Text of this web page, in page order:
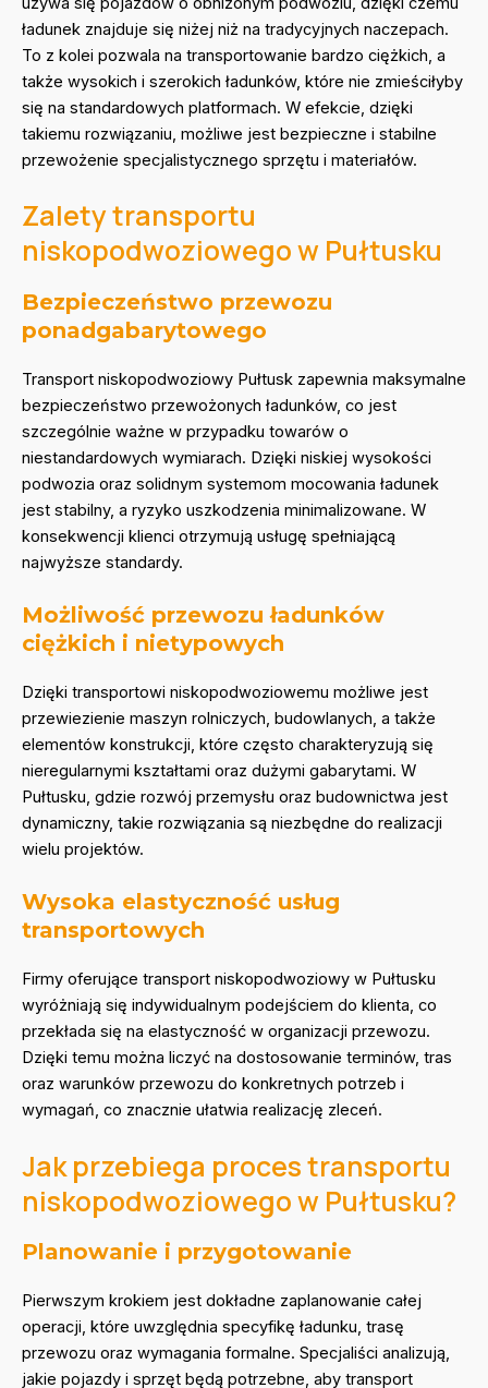
ładunek znajduje się niżej niż na tradycyjnych naczepach.
To z kolei pozwala na transportowanie bardzo ciężkich, a
także wysokich i szerokich ładunków, które nie zmieściłyby
się na standardowych platformach. W efekcie, dzięki
takiemu rozwiązaniu, możliwe jest bezpieczne i stabilne
przewożenie specjalistycznego sprzętu i materiałów.
Zalety transportu
niskopodwoziowego w Pułtusku
Bezpieczeństwo przewozu
ponadgabarytowego
Transport niskopodwoziowy Pułtusk zapewnia maksymalne
bezpieczeństwo przewożonych ładunków, co jest
szczególnie ważne w przypadku towarów o
niestandardowych wymiarach. Dzięki niskiej wysokości
podwozia oraz solidnym systemom mocowania ładunek
jest stabilny, a ryzyko uszkodzenia minimalizowane. W
konsekwencji klienci otrzymują usługę spełniającą
najwyższe standardy.
Możliwość przewozu ładunków
ciężkich i nietypowych
Dzięki transportowi niskopodwoziowemu możliwe jest
przewiezienie maszyn rolniczych, budowlanych, a także
elementów konstrukcji, które często charakteryzują się
nieregularnymi kształtami oraz dużymi gabarytami. W
Pułtusku, gdzie rozwój przemysłu oraz budownictwa jest
dynamiczny, takie rozwiązania są niezbędne do realizacji
wielu projektów.
Wysoka elastyczność usług
transportowych
Firmy oferujące transport niskopodwoziowy w Pułtusku
wyróżniają się indywidualnym podejściem do klienta, co
przekłada się na elastyczność w organizacji przewozu.
Dzięki temu można liczyć na dostosowanie terminów, tras
oraz warunków przewozu do konkretnych potrzeb i
wymagań, co znacznie ułatwia realizację zleceń.
Jak przebiega proces transportu
niskopodwoziowego w Pułtusku?
Planowanie i przygotowanie
Pierwszym krokiem jest dokładne zaplanowanie całej
operacji, które uwzględnia specyfikę ładunku, trasę
przewozu oraz wymagania formalne. Specjaliści analizują,
jakie pojazdy i sprzęt będą potrzebne, aby transport